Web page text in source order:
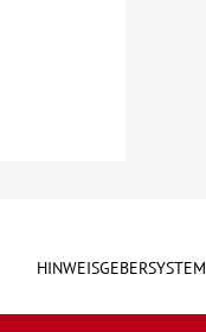
HINWEISGEBERSYSTEM